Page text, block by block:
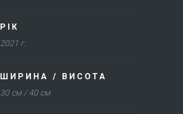
РІК
2021 г.
ШИРИНА / ВИСОТА
30 см / 40 см